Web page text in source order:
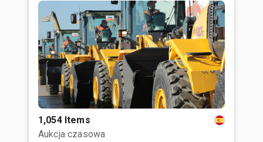
1,054 Items
Aukcja czasowa